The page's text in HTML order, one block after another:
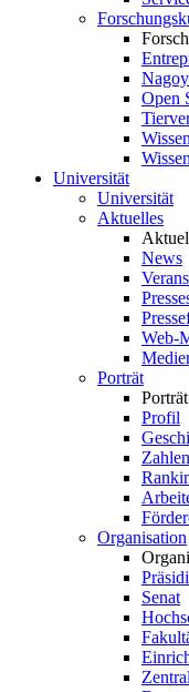
Open
Universität
Universität
Aktuelles
News
Web-
Porträt
Porträt
Profil
Organisation
Senat